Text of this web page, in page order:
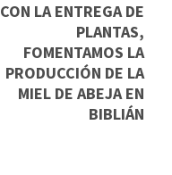
CON LA ENTREGA DE
PLANTAS,
FOMENTAMOS LA
PRODUCCIÓN DE LA
MIEL DE ABEJA EN
BIBLIÁN